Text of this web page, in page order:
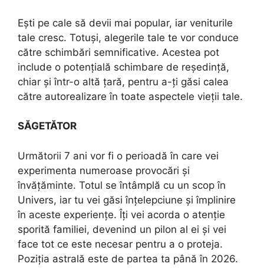
Ești pe cale să devii mai popular, iar veniturile
tale cresc. Totuși, alegerile tale te vor conduce
către schimbări semnificative. Acestea pot
include o potențială schimbare de reședință,
chiar și într-o altă țară, pentru a-ți găsi calea
către autorealizare în toate aspectele vieții tale.
SĂGETĂTOR
Următorii 7 ani vor fi o perioadă în care vei
experimenta numeroase provocări și
învățăminte. Totul se întâmplă cu un scop în
Univers, iar tu vei găsi înțelepciune și împlinire
în aceste experiențe. Îți vei acorda o atenție
sporită familiei, devenind un pilon al ei și vei
face tot ce este necesar pentru a o proteja.
Poziția astrală este de partea ta până în 2026.